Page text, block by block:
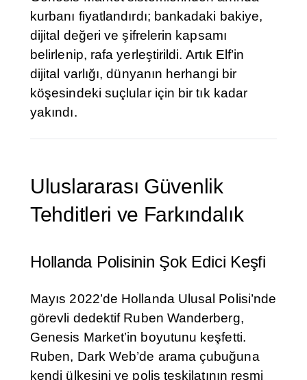
kurbanı fiyatlandırdı; bankadaki bakiye,
dijital değeri ve şifrelerin kapsamı
belirlenip, rafa yerleştirildi. Artık Elf’in
dijital varlığı, dünyanın herhangi bir
köşesindeki suçlular için bir tık kadar
yakındı.
Uluslararası Güvenlik
Tehditleri ve Farkındalık
Hollanda Polisinin Şok Edici Keşfi
Mayıs 2022’de Hollanda Ulusal Polisi’nde
görevli dedektif Ruben Wanderberg,
Genesis Market’in boyutunu keşfetti.
Ruben, Dark Web’de arama çubuğuna
kendi ülkesini ve polis teşkilatının resmi